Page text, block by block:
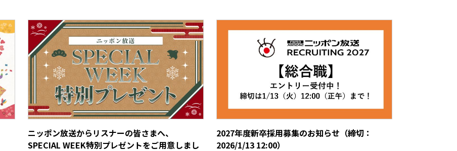
ニッポン放送からリスナーの皆さまへ、
SPECIAL WEEK特別プレゼントをご用意しまし
2027年度新卒採用募集のお知らせ（締切：
2026/1/13 12:00）